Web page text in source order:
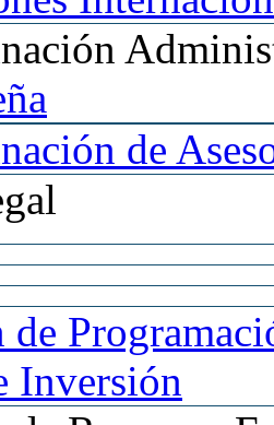
de
de
Inversión